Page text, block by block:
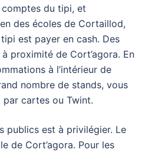
du tipi, et
des écoles de Cortaillod,
est payer en cash. Des
proximité de Cort’agora. En
à l’intérieur de
nombre de stands, vous
cartes ou Twint.
publics est à privilégier. Le
de Cort’agora. Pour les